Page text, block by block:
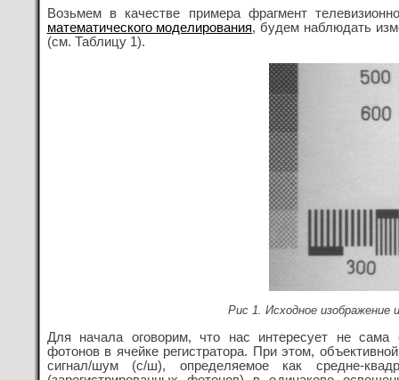
Возьмем в качестве примера фрагмент
математического моделирования, будем наблюдать
(см. Таблицу 1).
Рис 1. Исходное
Для начала оговорим, что нас интересует не сама
фотонов в ячейке регистратора. При этом,
сигнал/шум (с/ш), определяемое как средне-